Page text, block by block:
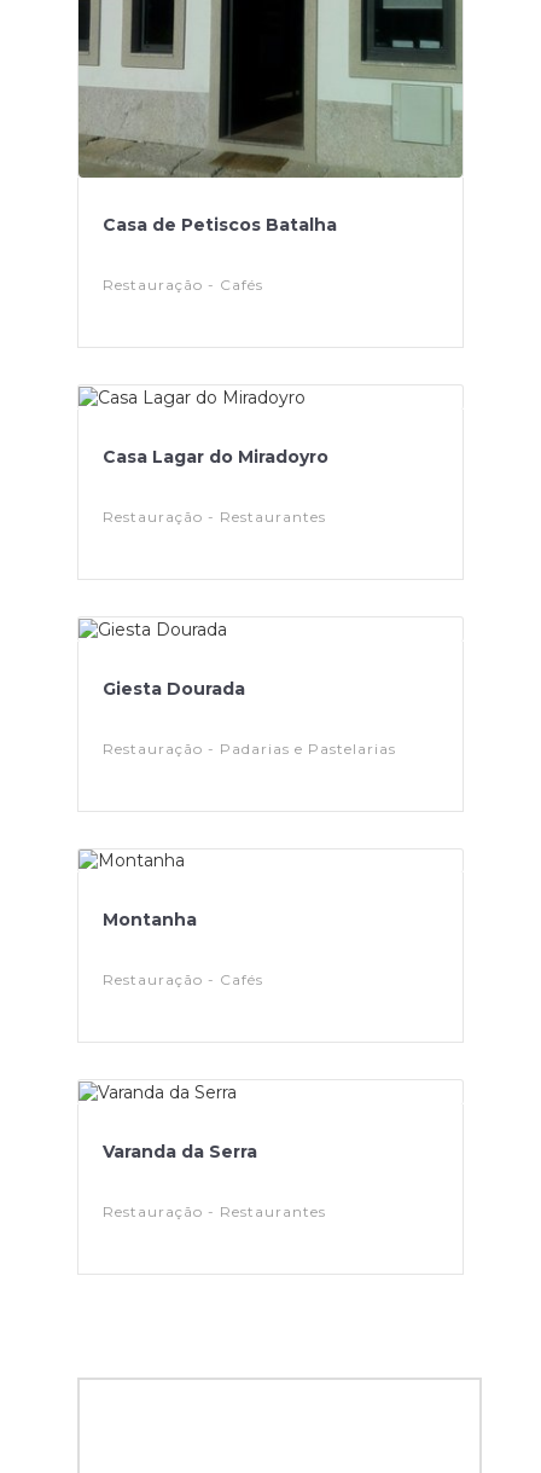
Casa de Petiscos Batalha
Restauração - Cafés
Casa Lagar do Miradoyro
Restauração - Restaurantes
Giesta Dourada
Restauração - Padarias e Pastelarias
Montanha
Restauração - Cafés
Varanda da Serra
Restauração - Restaurantes